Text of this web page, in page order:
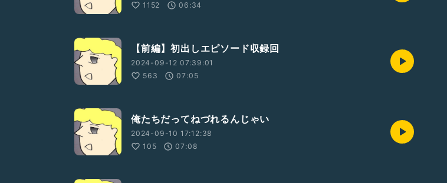
1152
06:34
【前編】初出しエピソード収録回
2024-09-12 07:39:01
563
07:05
俺たちだってねづれるんじゃい
2024-09-10 17:12:38
105
07:08